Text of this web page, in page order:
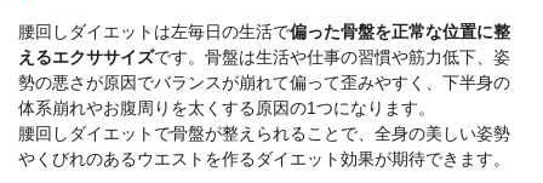
腰回しダイエットは左毎日の生活で偏った骨盤を正常な位置に整
えるエクササイズです。骨盤は生活や仕事の習慣や筋力低下、姿
勢の悪さが原因でバランスが崩れて偏って歪みやすく、下半身の
体系崩れやお腹周りを太くする原因の1つになります。
腰回しダイエットで骨盤が整えられることで、全身の美しい姿勢
やくびれのあるウエストを作るダイエット効果が期待できます。